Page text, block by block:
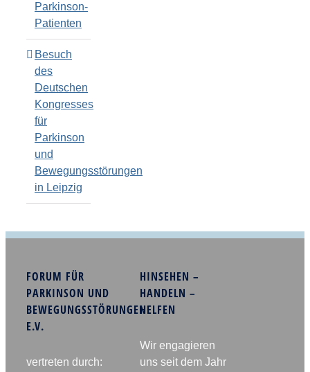
Parkinson-
Patienten
Besuch
des
Deutschen
Kongresses
für
Parkinson
und
Bewegungsstörungen
in Leipzig
FORUM FÜR
PARKINSON UND
BEWEGUNGSSTÖRUNGEN
E.V.
vertreten durch:
HINSEHEN –
HANDELN –
HELFEN
Wir engagieren
uns seit dem Jahr